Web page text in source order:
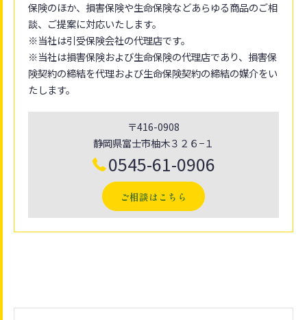
保険のほか、損害保険や生命保険などあらゆる商品のご相
談、ご提案に対応いたします。
※当社は引受保険会社の代理店です。
※当社は損害保険および生命保険の代理店であり、損害保
険契約の締結を代理および生命保険契約の締結の媒介をい
たします。
〒416-0908
静岡県富士市柚木３２６−１
0545-61-0906
ご相談はこちら